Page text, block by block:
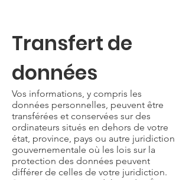
Transfert de
données
Vos informations, y compris les
données personnelles, peuvent être
transférées et conservées sur des
ordinateurs situés en dehors de votre
état, province, pays ou autre juridiction
gouvernementale où les lois sur la
protection des données peuvent
différer de celles de votre juridiction.